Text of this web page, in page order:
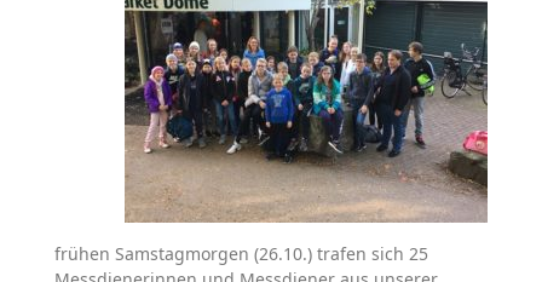
frühen Samstagmorgen (26.10.) trafen sich 25